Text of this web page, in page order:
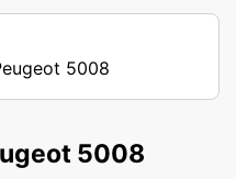
5008
5008